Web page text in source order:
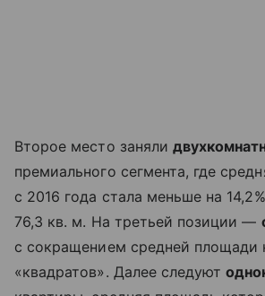
Второе место заняли
премиального сегмента, где
с 2016 года стала меньше на
76,3 кв. м. На третьей позиции —
с сокращением средней площади
«квадратов». Далее следуют